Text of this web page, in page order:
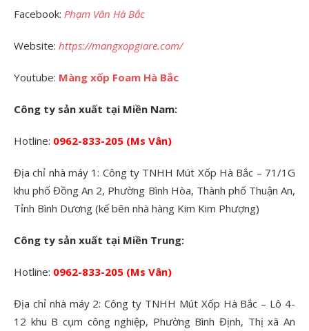
Facebook: Phạm Vân Hà Bắc
Website: https://mangxopgiare.com/
Youtube: Màng xốp Foam Hà Bắc
Công ty sản xuất tại Miền Nam:
Hotline: 0962-833-205 (Ms Vân)
Địa chỉ nhà máy 1: Công ty TNHH Mút Xốp Hà Bắc – 71/1G
khu phố Đồng An 2, Phường Bình Hòa, Thành phố Thuận An,
Tỉnh Bình Dương (kế bên nhà hàng Kim Kim Phượng)
Công ty sản xuất tại Miền Trung:
Hotline: 0962-833-205 (Ms Vân)
Địa chỉ nhà máy 2: Công ty TNHH Mút Xốp Hà Bắc – Lô 4-
12 khu B cụm công nghiệp, Phường Bình Định, Thị xã An